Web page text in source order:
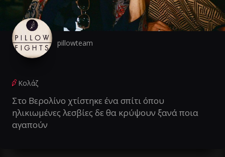
pillowteam
Κολάζ
Στο Βερολίνο χτίστηκε ένα σπίτι όπου
ηλικιωμένες λεσβίες δε θα κρύψουν ξανά ποια
αγαπούν